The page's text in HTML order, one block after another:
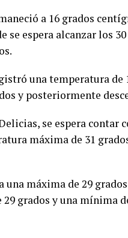
a 16 grados
espera alcanzar los
una temperatura de
y posteriormente
se espera contar
máxima de 31
una máxima de 29
grados y una mínima